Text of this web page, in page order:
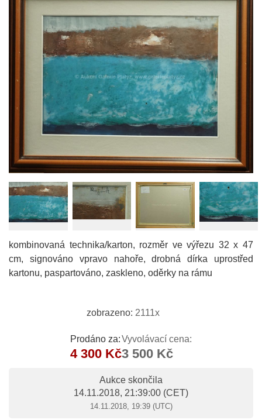
kombinovaná technika/karton, rozměr ve výřezu 32 x 47
cm, signováno vpravo nahoře, drobná dírka uprostřed
kartonu, paspartováno, zaskleno, oděrky na rámu
zobrazeno: 2111x
Prodáno za:
4 300 Kč
Vyvolávací cena:
3 500 Kč
Aukce skončila
14.11.2018, 21:39:00 (CET)
14.11.2018, 19:39 (UTC)